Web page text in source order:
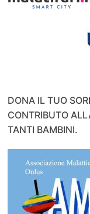
DONA IL TUO
CONTRIBUTO
TANTI BAMBINI.